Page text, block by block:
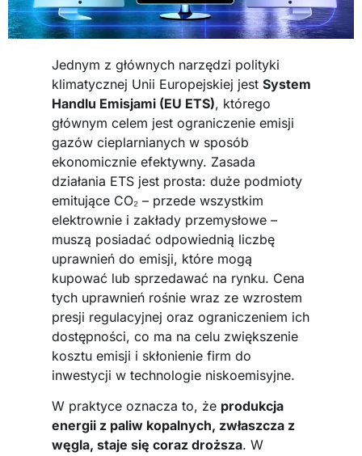
Jednym z głównych narzędzi polityki
klimatycznej Unii Europejskiej jest System
Handlu Emisjami (EU ETS), którego
głównym celem jest ograniczenie emisji
gazów cieplarnianych w sposób
ekonomicznie efektywny. Zasada
działania ETS jest prosta: duże podmioty
emitujące CO₂ – przede wszystkim
elektrownie i zakłady przemysłowe –
muszą posiadać odpowiednią liczbę
uprawnień do emisji, które mogą
kupować lub sprzedawać na rynku. Cena
tych uprawnień rośnie wraz ze wzrostem
presji regulacyjnej oraz ograniczeniem ich
dostępności, co ma na celu zwiększenie
kosztu emisji i skłonienie firm do
inwestycji w technologie niskoemisyjne.
W praktyce oznacza to, że produkcja
energii z paliw kopalnych, zwłaszcza z
węgla, staje się coraz droższa. W